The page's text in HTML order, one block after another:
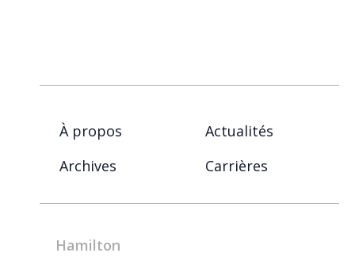
À propos
Actualités
Archives
Carrières
Hamilton